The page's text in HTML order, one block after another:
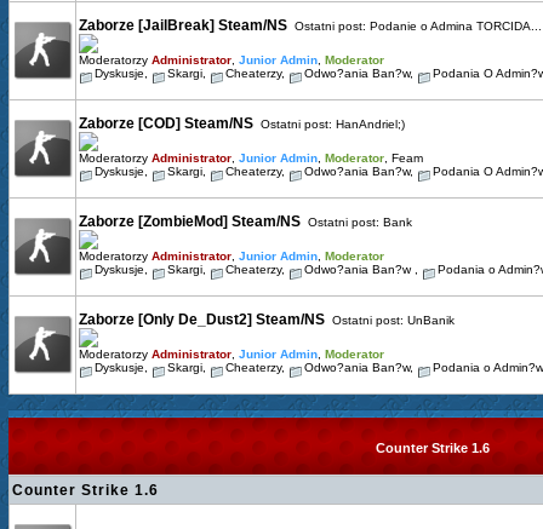
Zaborze [JailBreak] Steam/NS Ostatni post: Podanie o Admina TORCIDA...
Moderatorzy Administrator Junior Admin Moderator
Dyskusje
Skargi Cheaterzy, Odwo?ania Ban?w, Podania O
Zaborze [COD] Steam/NS Ostatni post: HanAndriel;)
Moderatorzy Administrator Junior Admin Moderator Feam
Dyskusje
Skargi Cheaterzy, Odwo?ania Ban?w, Podania O
Zaborze [ZombieMod] Steam/NS Ostatni post: Bank
Moderatorzy Administrator Junior Admin Moderator
Dyskusje
Skargi Cheaterzy, Odwo?ania Ban?w Podania o
Zaborze [Only De_Dust2] Steam/NS Ostatni post: UnBanik
Moderatorzy Administrator Junior Admin Moderator
Dyskusje
Skargi Cheaterzy, Odwo?ania Ban?w, Podania o Admin?w
Counter Strike 1.6
Counter Strike 1.6